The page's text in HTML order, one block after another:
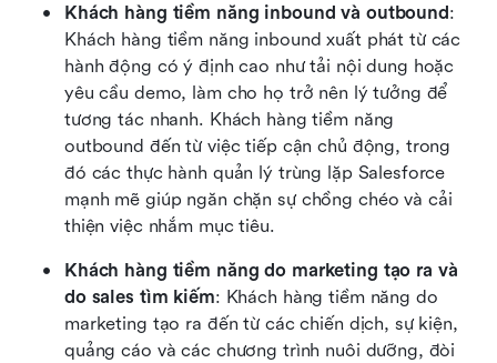
Khách hàng tiềm năng inbound và outbound:
Khách hàng tiềm năng inbound xuất phát từ các
hành động có ý định cao như tải nội dung hoặc
yêu cầu demo, làm cho họ trở nên lý tưởng để
tương tác nhanh. Khách hàng tiềm năng
outbound đến từ việc tiếp cận chủ động, trong
đó các thực hành quản lý trùng lặp Salesforce
mạnh mẽ giúp ngăn chặn sự chồng chéo và cải
thiện việc nhắm mục tiêu.
Khách hàng tiềm năng do marketing tạo ra và
do sales tìm kiếm: Khách hàng tiềm năng do
marketing tạo ra đến từ các chiến dịch, sự kiện,
quảng cáo và các chương trình nuôi dưỡng, đòi